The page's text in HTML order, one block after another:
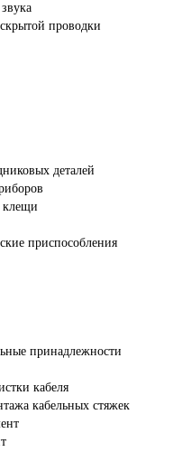
проводки
деталей
клещи
приспособления
принадлежности
кабеля
кабельных стяжек